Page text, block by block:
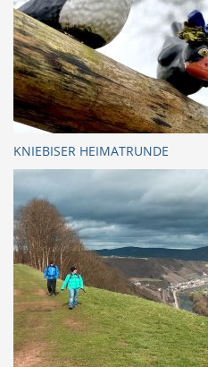
KNIEBISER HEIMATRUNDE